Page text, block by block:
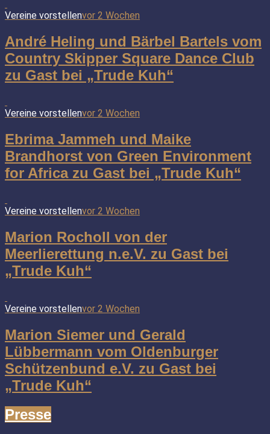
Vereine vorstellenvor 2 Wochen
André Heling und Bärbel Bartels vom
Country Skipper Square Dance Club
zu Gast bei „Trude Kuh“
Vereine vorstellenvor 2 Wochen
Ebrima Jammeh und Maike
Brandhorst von Green Environment
for Africa zu Gast bei „Trude Kuh“
Vereine vorstellenvor 2 Wochen
Marion Rocholl von der
Meerlierettung n.e.V. zu Gast bei
„Trude Kuh“
Vereine vorstellenvor 2 Wochen
Marion Siemer und Gerald
Lübbermann vom Oldenburger
Schützenbund e.V. zu Gast bei
„Trude Kuh“
Presse